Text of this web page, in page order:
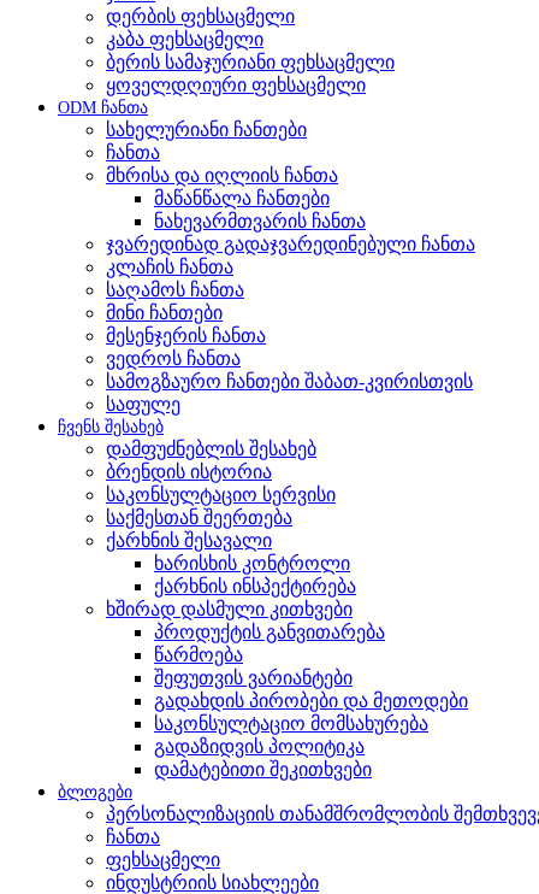
დერბის ფეხსაცმელი
კაბა ფეხსაცმელი
ბერის სამაჯურიანი ფეხსაცმელი
ყოველდღიური ფეხსაცმელი
ODM ჩანთა
სახელურიანი ჩანთები
ჩანთა
მხრისა და იღლიის ჩანთა
მაწანწალა ჩანთები
ნახევარმთვარის ჩანთა
ჯვარედინად გადაჯვარედინებული ჩანთა
კლაჩის ჩანთა
საღამოს ჩანთა
მინი ჩანთები
მესენჯერის ჩანთა
ვედროს ჩანთა
სამოგზაურო ჩანთები შაბათ-კვირისთვის
საფულე
ჩვენს შესახებ
დამფუძნებლის შესახებ
ბრენდის ისტორია
საკონსულტაციო სერვისი
საქმესთან შეერთება
ქარხნის შესავალი
ხარისხის კონტროლი
ქარხნის ინსპექტირება
ხშირად დასმული კითხვები
პროდუქტის განვითარება
წარმოება
შეფუთვის ვარიანტები
გადახდის პირობები და მეთოდები
საკონსულტაციო მომსახურება
გადაზიდვის პოლიტიკა
დამატებითი შეკითხვები
ბლოგები
პერსონალიზაციის თანამშრომლობის
ჩანთა
ფეხსაცმელი
ინდუსტრიის სიახლეები